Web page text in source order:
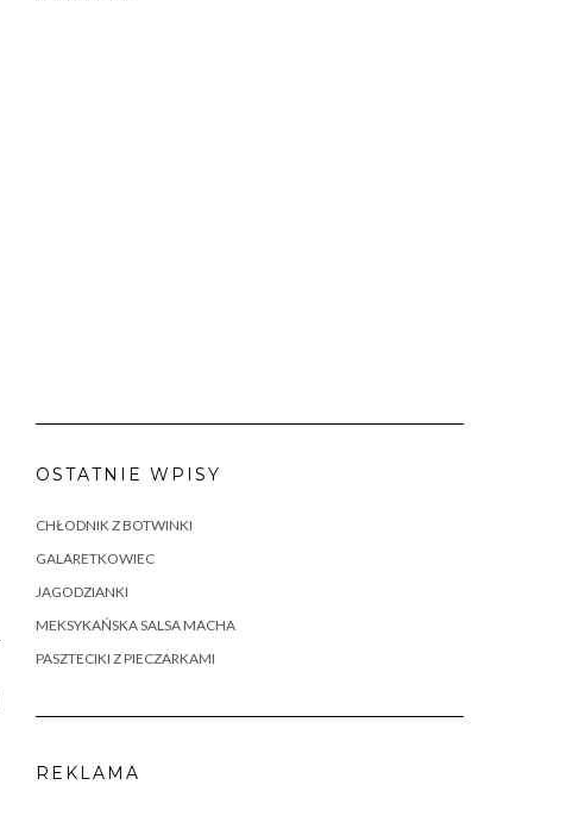
OSTATNIE WPISY
CHŁODNIK Z BOTWINKI
GALARETKOWIEC
JAGODZIANKI
MEKSYKAŃSKA SALSA MACHA
PASZTECIKI Z PIECZARKAMI
REKLAMA